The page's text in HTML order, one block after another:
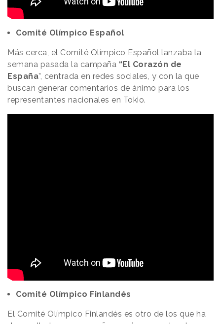
Comité Olímpico Español
Más cerca, el Comité Olímpico Español lanzaba la
semana pasada la campaña “El Corazón de
España”, centrada en redes sociales, y con la que
buscan generar comentarios de ánimo para los
representantes nacionales en Tokio.
Comité Olímpico Finlandés
El Comité Olímpico Finlandés es otro de los que ha